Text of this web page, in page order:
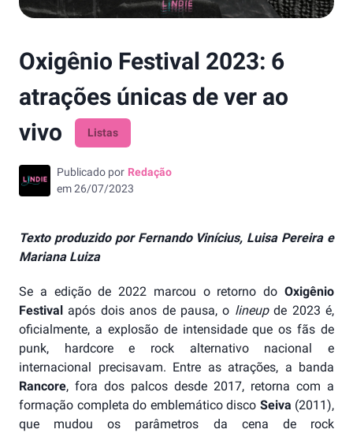
Oxigênio Festival 2023: 6
atrações únicas de ver ao
vivo
Listas
Publicado por Redação
em26/07/2023
Texto produzido por Fernando Vinícius, Luisa Pereira e
Mariana Luiza
Se a edição de 2022 marcou o retorno do Oxigênio
Festival após dois anos de pausa, o lineupde 2023 é,
oficialmente, a explosão de intensidade que os fãs de
punk, hardcore e rock alternativo nacional e
internacional precisavam. Entre as atrações, a banda
Rancore, fora dos palcos desde 2017, retorna com a
formação completa do emblemático disco Seiva (2011),
que mudou os parâmetros da cena de rock